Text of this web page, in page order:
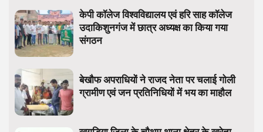
केपी कॉलेज विश्वविद्यालय एवं हरि साह कॉलेज
उदाकिशुनगंज में छात्र अध्यक्ष का किया गया
संगठन
बेखौफ अपराधियों ने राजद नेता पर चलाई गोली
ग्रामीण एवं जन प्रतिनिधियों में भय का माहौल